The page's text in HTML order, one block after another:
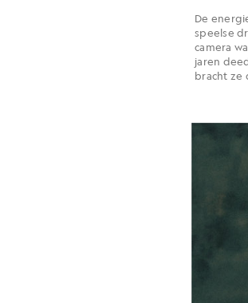
De
speelse
camera
jaren
bracht ze